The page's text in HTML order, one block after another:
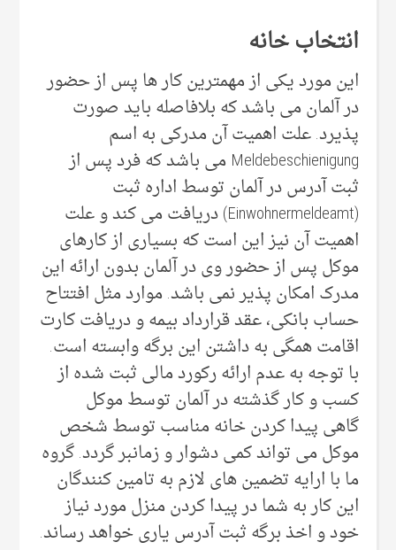
انتخاب خانه
این مورد یکی از مهمترین کار ها پس از حضور
در آلمان می باشد که بلافاصله باید صورت
پذیرد. علت اهمیت آن مدرکی به اسم
Meldebeschienigung می باشد که فرد پس از
ثبت آدرس در آلمان توسط اداره ثبت
(Einwohnermeldeamt) دریافت می کند و علت
اهمیت آن نیز این است که بسیاری از کارهای
موکل پس از حضور وی در آلمان بدون ارائه این
مدرک امکان پذیر نمی باشد. موارد مثل افتتاح
حساب بانکی، عقد قرارداد بیمه و دریافت کارت
اقامت همگی به داشتن این برگه وابسته است.
با توجه به عدم ارائه رکورد مالی ثبت شده از
کسب و کار گذشته در آلمان توسط موکل
گاهی پیدا کردن خانه مناسب توسط شخص
موکل می تواند کمی دشوار و زمانبر گردد. گروه
ما با ارایه تضمین های لازم به تامین کنندگان
این کار به شما در پیدا کردن منزل مورد نیاز
خود و اخذ برگه ثبت آدرس یاری خواهد رساند.